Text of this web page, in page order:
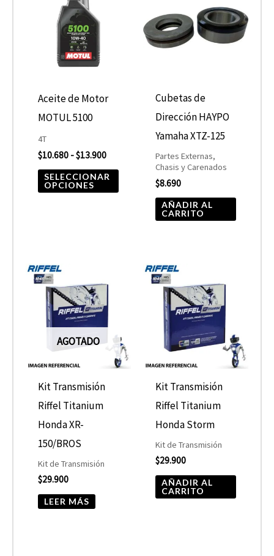
Aceite de Motor
MOTUL 5100
4T
$10.680 -$13.900
SELECCIONAR
OPCIONES
múltiples
opciones
en
la
Cubetas de
Dirección HAYPO
Yamaha XTZ-125
Partes Externas,
Chasis y Carenados
$8.690
AÑADIR AL
CARRITO
AGOTADO
Kit Transmisión
Riffel Titanium
Honda XR-
150/BROS
Kit de Transmisión
$29.900
LEER MÁS
Kit Transmisión
Riffel Titanium
Honda Storm
Kit de Transmisión
$29.900
AÑADIR AL
CARRITO